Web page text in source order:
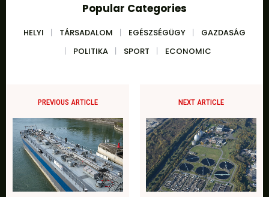
Popular Categories
HELYI TÁRSADALOM EGÉSZSÉGÜGY
GAZDASÁG
POLITIKA
SPORT ECONOMIC
PREVIOUS ARTICLE NEXT ARTICLE